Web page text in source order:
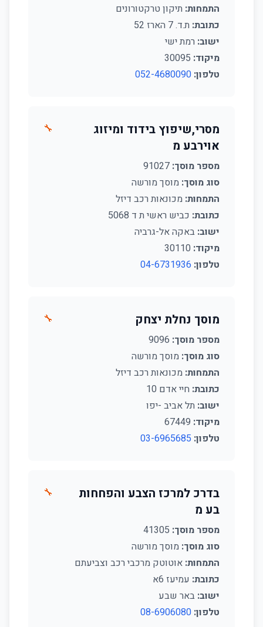
התמחות: תיקון טרקטורונים
כתובת: ת.ד. 7 הארז 52
ישוב: רמת ישי
מיקוד:
טלפון: 052-4680090
מסרי,שיפוץ בידוד ומיזוג
אוירבע מ
מספר מוסך:
סוג מוסך: מוסך מורשה
התמחות: מכונאות רכב דיזל
כתובת: כביש ראשי ת ד 5068
ישוב: באקה אל-גרביה
מיקוד:
טלפון: 04-6731936
🔧
מוסך נחלת יצחק
מספר מוסך:
סוג מוסך: מוסך מורשה
התמחות: מכונאות רכב דיזל
כתובת: חיי אדם 10
ישוב: תל אביב -יפו
מיקוד:
טלפון: 03-6965685
🔧
בדרכ למרכז הצבע והפחחות
בע מ
מספר מוסך:
סוג מוסך: מוסך מורשה
התמחות: אוטוטק מרכבי רכב וצביעתם
כתובת: עמיעז 6א
ישוב: באר שבע
טלפון: 08-6906080
🔧